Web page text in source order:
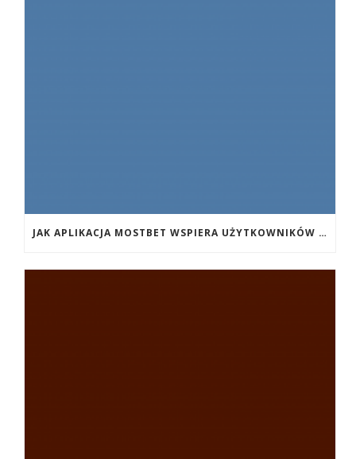
JAK APLIKACJA MOSTBET WSPIERA UŻYTKOWNIKÓW ANDROIDA?